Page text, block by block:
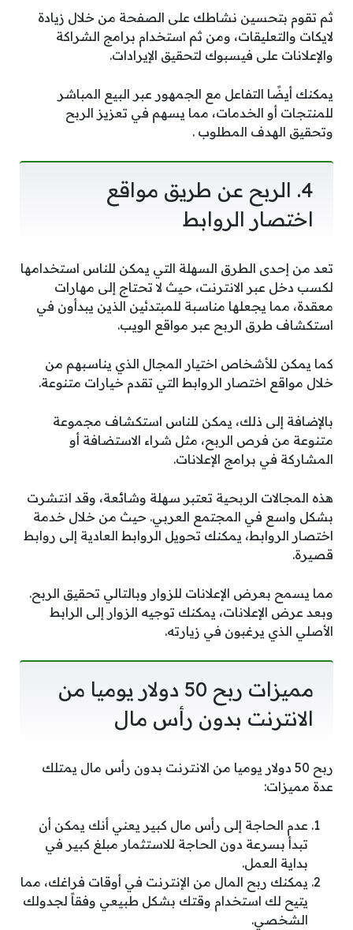
ثم تقوم بتحسين نشاطك على الصفحة من خلال زيادة
لايكات والتعليقات، ومن ثم استخدام برامج الشراكة
والإعلانات على فيسبوك لتحقيق الإيرادات.
يمكنك أيضًا التفاعل مع الجمهور عبر البيع المباشر
للمنتجات أو الخدمات، مما يسهم في تعزيز الربح
وتحقيق الهدف المطلوب .
4. الربح عن طريق مواقع
اختصار الروابط
تعد من إحدى الطرق السهلة التي يمكن للناس استخدامها
لكسب دخل عبر الانترنت، حيث لا تحتاج إلى مهارات
معقدة، مما يجعلها مناسبة للمبتدئين الذين يبدأون في
استكشاف طرق الربح عبر مواقع الويب.
كما يمكن للأشخاص اختيار المجال الذي يناسبهم من
خلال مواقع اختصار الروابط التي تقدم خيارات متنوعة.
بالإضافة إلى ذلك، يمكن للناس استكشاف مجموعة
متنوعة من فرص الربح، مثل شراء الاستضافة أو
المشاركة في برامج الإعلانات.
هذه المجالات الربحية تعتبر سهلة وشائعة، وقد انتشرت
بشكل واسع في المجتمع العربي. حيث من خلال خدمة
اختصار الروابط، يمكنك تحويل الروابط العادية إلى روابط
قصيرة.
مما يسمح بعرض الإعلانات للزوار وبالتالي تحقيق الربح.
وبعد عرض الإعلانات، يمكنك توجيه الزوار إلى الرابط
الأصلي الذي يرغبون في زيارته.
مميزات ربح 50 دولار يوميا من
الانترنت بدون رأس مال
ربح 50 دولار يوميا من الانترنت بدون رأس مال يمتلك
عدة مميزات:
عدم الحاجة إلى رأس مال كبير يعني أنك يمكن أن
تبدأ بسرعة دون الحاجة للاستثمار مبلغ كبير في
بداية العمل.
يمكنك ربح المال من الإنترنت في أوقات فراغك، مما
يتيح لك استخدام وقتك بشكل طبيعي وفقاً لجدولك
الشخصي.